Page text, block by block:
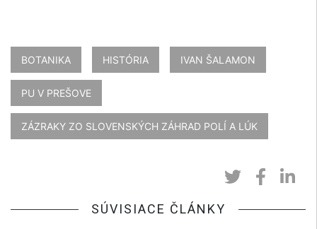
BOTANIKA HISTÓRIA IVAN ŠALAMON
PU V PREŠOVE
ZÁZRAKY ZO SLOVENSKÝCH ZÁHRAD POLÍ A LÚK
SÚVISIACE ČLÁNKY